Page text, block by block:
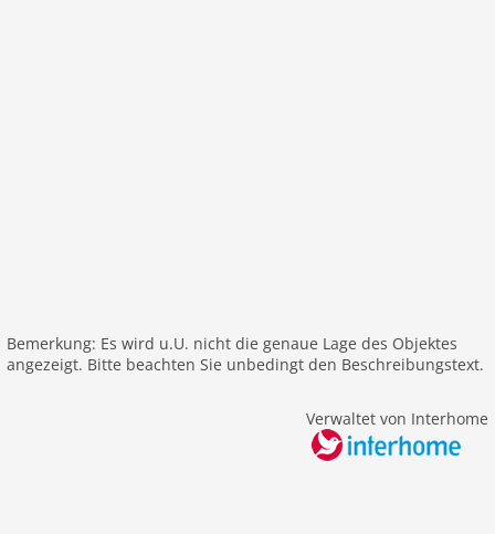
alleinstehend
Bemerkung: Es wird u.U. nicht die genaue Lage des Objektes
angezeigt. Bitte beachten Sie unbedingt den Beschreibungstext.
Verwaltet von Interhome